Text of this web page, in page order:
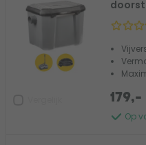
Op
179,-